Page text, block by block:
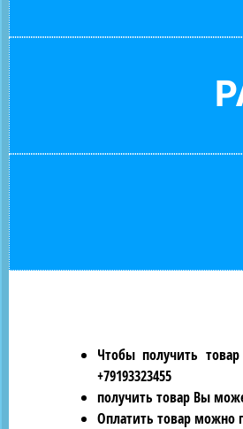
Чтобы получить
+79193323455
получить товар Вы
Оплатить товар можно